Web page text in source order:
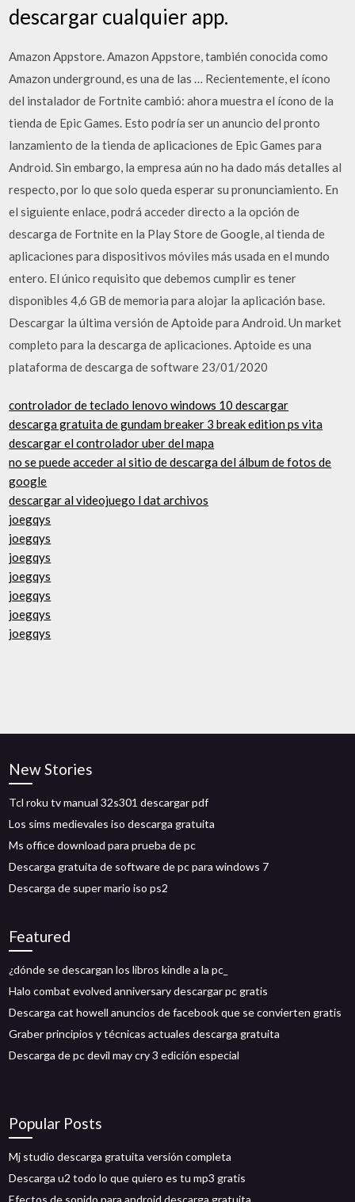
descargar cualquier app.
Amazon Appstore. Amazon Appstore, también conocida como
Amazon underground, es una de las … Recientemente, el ícono
del instalador de Fortnite cambió: ahora muestra el ícono de la
tienda de Epic Games. Esto podría ser un anuncio del pronto
lanzamiento de la tienda de aplicaciones de Epic Games para
Android. Sin embargo, la empresa aún no ha dado más detalles al
respecto, por lo que solo queda esperar su pronunciamiento. En
el siguiente enlace, podrá acceder directo a la opción de
descarga de Fortnite en la Play Store de Google, al tienda de
aplicaciones para dispositivos móviles más usada en el mundo
entero. El único requisito que debemos cumplir es tener
disponibles 4,6 GB de memoria para alojar la aplicación base.
Descargar la última versión de Aptoide para Android. Un market
completo para la descarga de aplicaciones. Aptoide es una
plataforma de descarga de software 23/01/2020
controlador de teclado lenovo windows 10 descargar
descarga gratuita de gundam breaker 3 break edition ps vita
descargar el controlador uber del mapa
no se puede acceder al sitio de descarga del álbum de fotos de
google
descargar al videojuego l dat archivos
joegqys
joegqys
joegqys
joegqys
joegqys
joegqys
joegqys
New Stories
Tcl roku tv manual 32s301 descargar pdf
Los sims medievales iso descarga gratuita
Ms office download para prueba de pc
Descarga gratuita de software de pc para windows 7
Descarga de super mario iso ps2
Featured
¿dónde se descargan los libros kindle a la pc_
Halo combat evolved anniversary descargar pc gratis
Descarga cat howell anuncios de facebook que se convierten gratis
Graber principios y técnicas actuales descarga gratuita
Descarga de pc devil may cry 3 edición especial
Popular Posts
Mj studio descarga gratuita versión completa
Descarga u2 todo lo que quiero es tu mp3 gratis
Efectos de sonido para android descarga gratuita